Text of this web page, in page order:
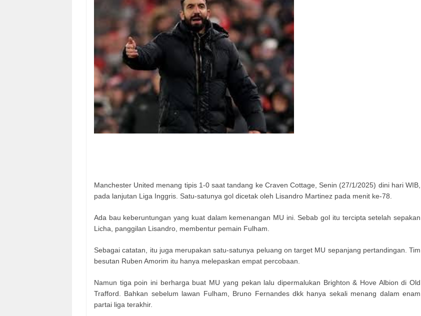
Manchester United menang tipis 1-0 saat tandang ke Craven Cottage, Senin (27/1/2025) dini hari WIB,
pada lanjutan Liga Inggris. Satu-satunya gol dicetak oleh Lisandro Martinez pada menit ke-78.
Ada bau keberuntungan yang kuat dalam kemenangan MU ini. Sebab gol itu tercipta setelah sepakan
Licha, panggilan Lisandro, membentur pemain Fulham.
Sebagai catatan, itu juga merupakan satu-satunya peluang on target MU sepanjang pertandingan. Tim
besutan Ruben Amorim itu hanya melepaskan empat percobaan.
Namun tiga poin ini berharga buat MU yang pekan lalu dipermalukan Brighton & Hove Albion di Old
Trafford. Bahkan sebelum lawan Fulham, Bruno Fernandes dkk hanya sekali menang dalam enam
partai liga terakhir.